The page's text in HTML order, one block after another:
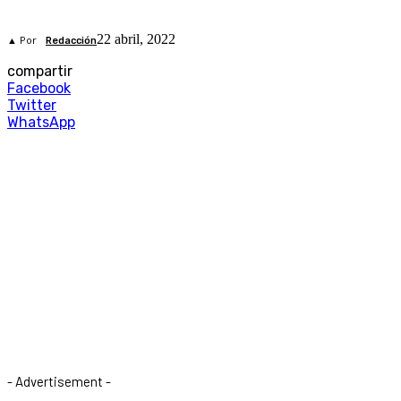
▲ Por Redacción22 abril, 2022
compartir
Facebook
Twitter
WhatsApp
- Advertisement -